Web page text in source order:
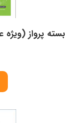
بسته پرواز